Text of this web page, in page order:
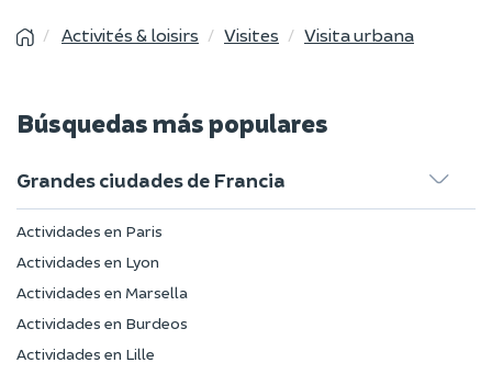
Activités & loisirs Visites Visita urbana
Búsquedas más populares
Grandes ciudades de Francia
Actividades en Paris
Actividades en Lyon
Actividades en Marsella
Actividades en Burdeos
Actividades en Lille